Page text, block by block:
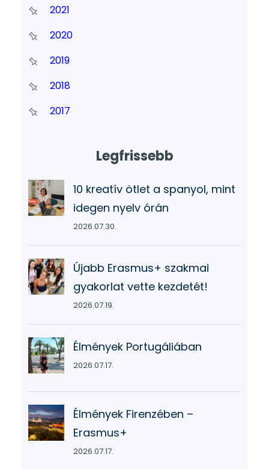
2021
2020
2019
2018
2017
Legfrissebb
10 kreatív ötlet a spanyol, mint
idegen nyelv órán
2026.07.30.
Újabb Erasmus+ szakmai
gyakorlat vette kezdetét!
2026.07.19.
Élmények Portugáliában
2026.07.17.
Élmények Firenzében –
Erasmus+
2026.07.17.